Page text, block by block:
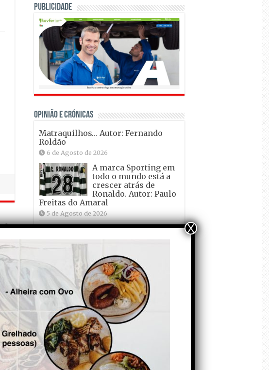
Publicidade
OPINIÃO E CRÓNICAS
Matraquilhos… Autor: Fernando
Roldão
6 de Agosto de 2026
A marca Sporting em
todo o mundo está a
crescer atrás de
Ronaldo. Autor: Paulo
Freitas do Amaral
5 de Agosto de 2026
Falso crescimento… Autor: Nuno
Pereira
Tadei Pogacar vence o
“Tour” – A “Volta a
França em Bicicleta”
pela quinta vez! Autor:
João Dinis
27 de Julho de 2026
Condecorem o
Primeiro ! – que ele
não quer ir de férias!
Autor: Carlos Martelo
24 de Julho de 2026
X